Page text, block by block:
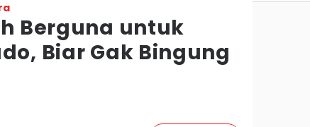
Berguna untuk
Biar Gak Bingung